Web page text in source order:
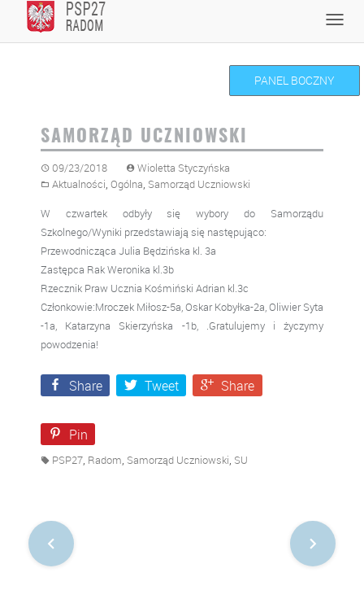
content
PANEL BOCZNY
SAMORZĄD UCZNIOWSKI
09/23/2018
Wioletta Styczyńska
Aktualności, Ogólna, Samorząd Uczniowski
W czwartek odbyły się wybory do Samorządu
Szkolnego/Wyniki przedstawiają się następująco:
Przewodnicząca Julia Będzińska kl. 3a
Zastępca Rak Weronika kl.3b
Rzecznik Praw Ucznia Kośmiński Adrian kl.3c
Członkowie:Mroczek Miłosz-5a, Oskar Kobyłka-2a, Oliwier Syta
-1a, Katarzyna Skierzyńska -1b, .Gratulujemy i życzymy
powodzenia!
Share Tweet Share
Pin
PSP27, Radom, Samorząd Uczniowski, SU
Nawigacja